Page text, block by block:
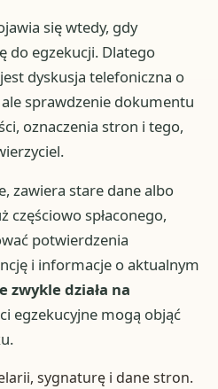
się wtedy, gdy
do egzekucji. Dlatego
dyskusja telefoniczna o
ale sprawdzenie dokumentu
oznaczenia stron i tego,
zawiera stare dane albo
częściowo spłaconego,
potwierdzenia
i informacje o aktualnym
zwykle działa na
egzekucyjne mogą objąć
sygnaturę i dane stron.